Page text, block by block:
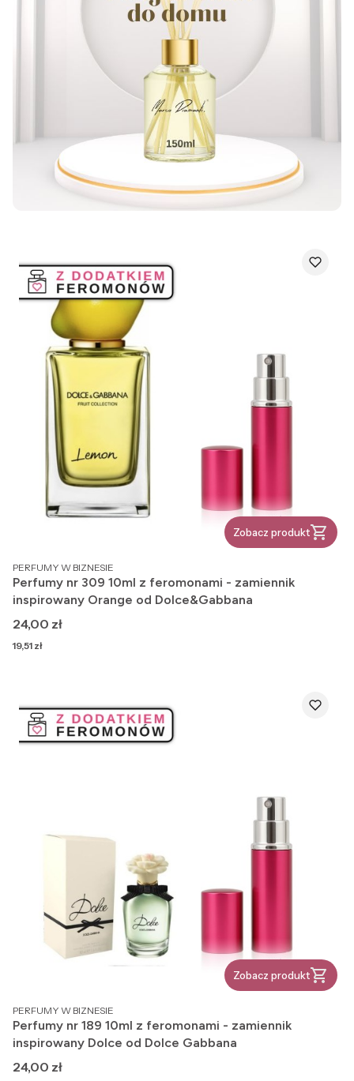
Zobacz produkt
PRODUCENT
PERFUMY W BIZNESIE
Perfumy nr 309 10ml z feromonami - zamiennik
inspirowany Orange od Dolce&Gabbana
Cena
24,00 zł
Cena
19,51 zł
Zobacz produkt
PRODUCENT
PERFUMY W BIZNESIE
Perfumy nr 189 10ml z feromonami - zamiennik
inspirowany Dolce od Dolce Gabbana
Cena
24,00 zł